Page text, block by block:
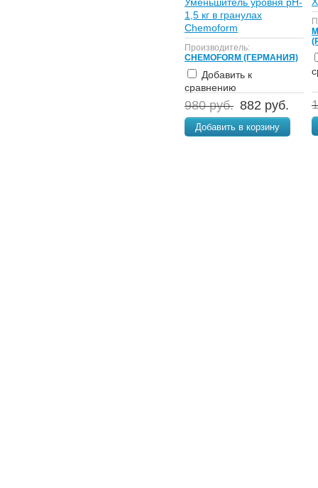
1,5 кг в гранулах
Chemoform
Производитель:
CHEMOFORM (ГЕРМАНИЯ)
Добавить к
сравнению
980 руб. 882 руб.
Добавить в корзину